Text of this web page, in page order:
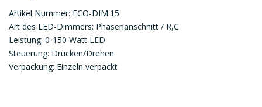
Artikel Nummer: ECO-DIM.15
Art des LED-Dimmers: Phasenanschnitt / R,C
Leistung: 0-150 Watt LED
Steuerung: Drücken/Drehen
Verpackung: Einzeln verpackt